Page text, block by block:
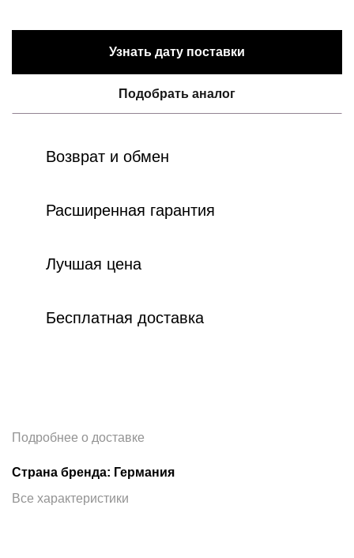
Узнать дату поставки
Подобрать аналог
Возврат и обмен
Расширенная гарантия
Лучшая цена
Бесплатная доставка
Подробнее о доставке
Страна бренда: Германия
Все характеристики